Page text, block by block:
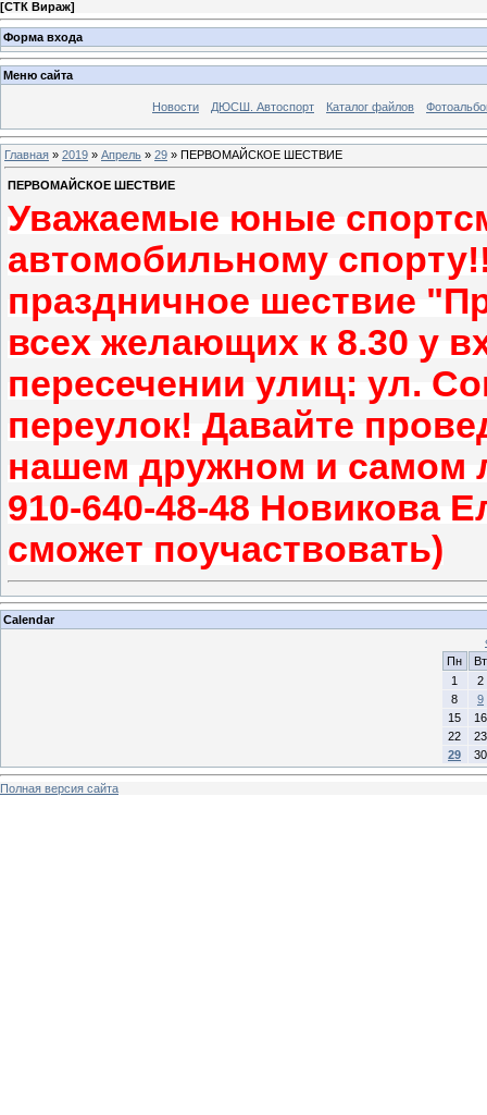
[СТК Вираж]
Форма входа
Меню сайта
Новости ДЮСШ. Автоспорт Каталог файлов
Главная » 2019 » Апрель » 29 » ПЕРВОМАЙСКОЕ ШЕСТВИЕ
ПЕРВОМАЙСКОЕ ШЕСТВИЕ
Уважаемые юные
автомобильному
праздничное шествие
всех желающих к 8.30 у
пересечении улиц: ул.
переулок! Давайте
нашем дружном и самом
910-640-48-48 Новикова
сможет поучаствовать)
Calendar
Пн
Вт
1
2
8
9
15
16
22
23
29
30
Полная версия сайта